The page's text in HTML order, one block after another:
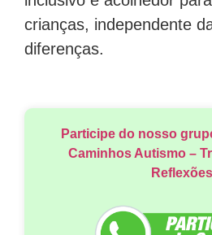
crianças, independente
diferenças.
Participe do nosso
Caminhos Autismo –
Reflexões